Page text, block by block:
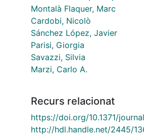
Montalà Flaquer, Marc
Cardobi, Nicolò
Sánchez López, Javier
Parisi, Giorgia
Savazzi, Silvia
Marzi, Carlo A.
Recurs relacionat
https://doi.org/10.1371/
http://hdl.handle.net/2445/